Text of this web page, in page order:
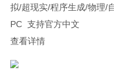
拟/超现实/程序生成/物理/
PC 支持官方中文
查看详情